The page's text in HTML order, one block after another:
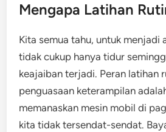
Mengapa Latihan
Kita semua tahu, untuk menjadi
tidak cukup hanya tidur
keajaiban terjadi. Peran latihan
penguasaan keterampilan
memanaskan mesin mobil di
kita tidak tersendat-sendat.